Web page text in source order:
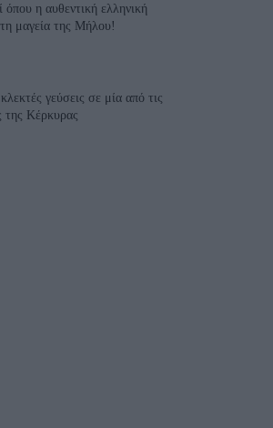
η αυθεντική ελληνική
μαγεία της Μήλου!
γεύσεις σε μία από τις
της Κέρκυρας